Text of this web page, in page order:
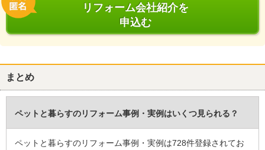
リフォーム会社紹介を
申込む
まとめ
ペットと暮らすのリフォーム事例・実例はいくつ見られる？
ペットと暮らすのリフォーム事例・実例は728件登録されてお